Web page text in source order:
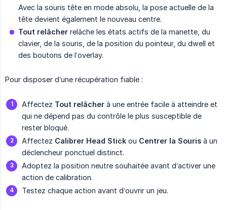
Avec la souris tête en mode absolu, la pose actuelle de la
tête devient également le nouveau centre.
Tout relâcher relâche les états actifs de la manette, du
clavier, de la souris, de la position du pointeur, du dwell et
des boutons de l’overlay.
Pour disposer d’une récupération fiable :
Affectez Tout relâcher à une entrée facile à atteindre et
qui ne dépend pas du contrôle le plus susceptible de
rester bloqué.
Affectez Calibrer Head Stick ou Centrer la Souris à un
déclencheur ponctuel distinct.
Adoptez la position neutre souhaitée avant d’activer une
action de calibration.
Testez chaque action avant d’ouvrir un jeu.